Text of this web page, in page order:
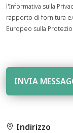
l'Informativa sulla
rapporto di fornitura
Europeo sulla
Indirizzo